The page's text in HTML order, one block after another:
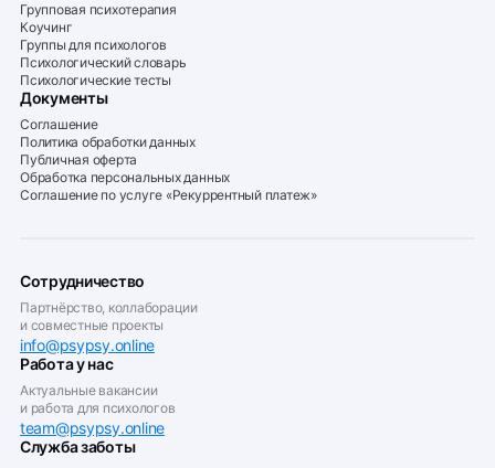
Групповая психотерапия
Коучинг
Группы для психологов
Психологический словарь
Психологические тесты
Документы
Соглашение
Политика обработки данных
Публичная оферта
Обработка персональных данных
Соглашение по услуге «Рекуррентный платеж»
Сотрудничество
Партнёрство, коллаборации
и совместные проекты
info@psypsy.online
Работа у нас
Актуальные вакансии
и работа для психологов
team@psypsy.online
Служба заботы